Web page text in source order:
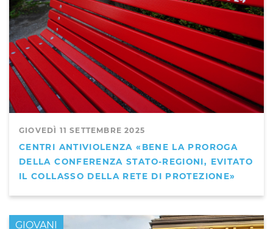
GIOVEDÌ 11 SETTEMBRE 2025
CENTRI ANTIVIOLENZA «BENE LA PROROGA
DELLA CONFERENZA STATO-REGIONI, EVITATO
IL COLLASSO DELLA RETE DI PROTEZIONE»
GIOVANI